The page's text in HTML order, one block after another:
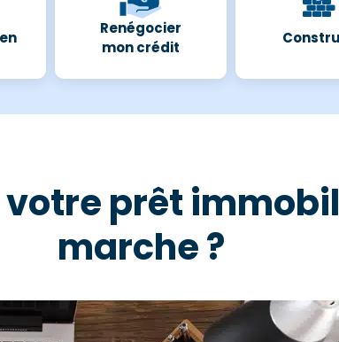
Renégocier
mon crédit
prêt
marche ?